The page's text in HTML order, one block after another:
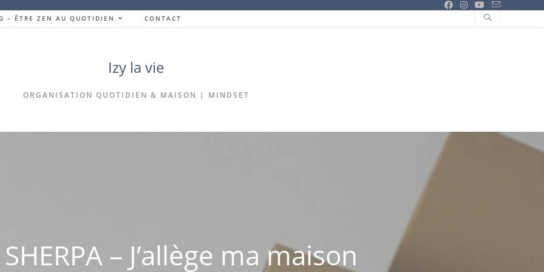
– ÊTRE ZEN AU QUOTIDIEN CONTACT
Izy la vie
ORGANISATION QUOTIDIEN & MAISON | MINDSET
– J’allège ma maison